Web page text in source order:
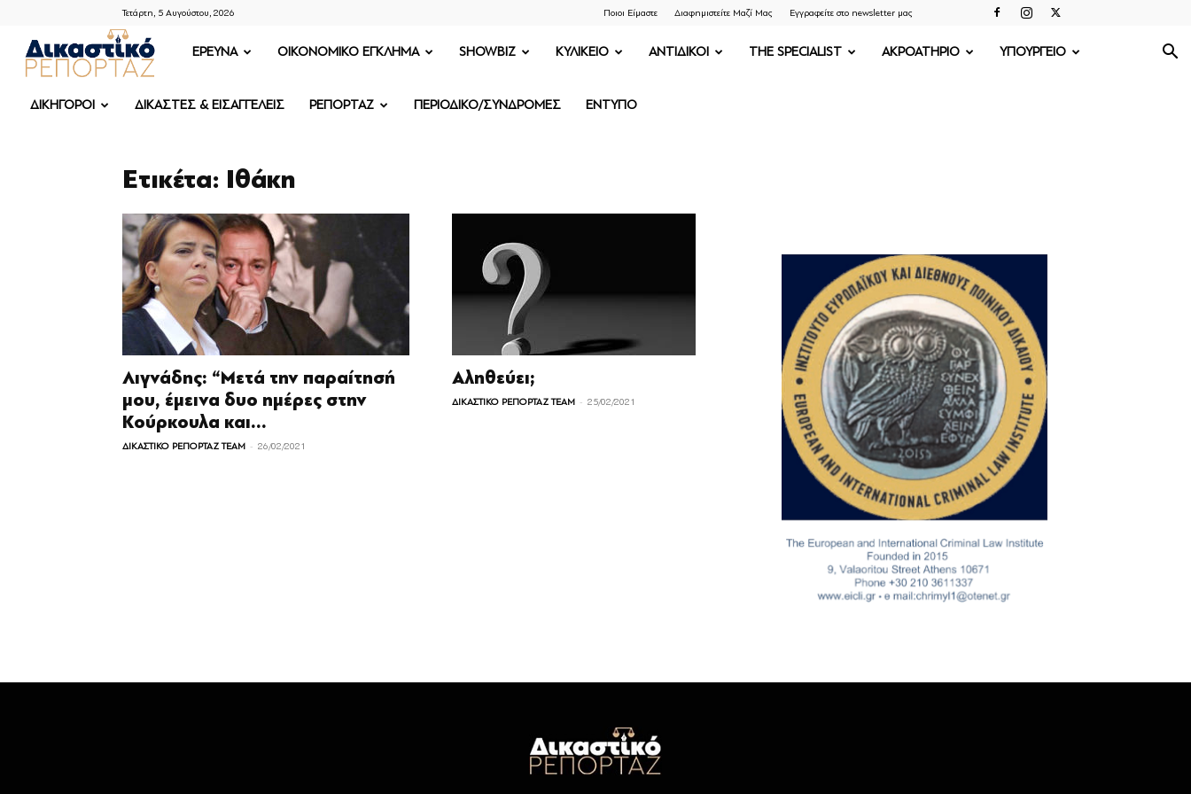
Τετάρτη, 5 Αυγούστου, 2026 Ποιοι Είμαστε Διαφημιστείτε Μαζί Μας Εγγραφείτε στο newsletter μας
ΔΙΚΑΣΤΙΚΟ
ΡΕΠΟΡΤΑΖ
ΕΡΕΥΝΑ OIKONOMIKO ΕΓΚΛΗΜΑ SHOWBIZ ΚΥΛΙΚΕΙΟ ΑΝΤΙΔΙΚΟΙ THE SPECIALIST ΑΚΡΟΑΤΗΡΙΟ ΥΠΟΥΡΓΕΙΟ
ΔΙΚΗΓΟΡΟΙ ΔΙΚΑΣΤΕΣ & ΕΙΣΑΓΓΕΛΕΙΣ ΡΕΠΟΡΤΑΖ ΠΕΡΙΟΔΙΚΟ/ΣΥΝΔΡΟΜΕΣ ΕΝΤΥΠΟ
Ετικέτα: Ιθάκη
Λιγνάδης: “Μετά την παραίτησή
μου, έμεινα δυο ημέρες στην
Κούρκουλα και...
ΔΙΚΑΣΤΙΚΟ ΡΕΠΟΡΤΑΖ TEAM - 26/02/2021
Αληθεύει;
ΔΙΚΑΣΤΙΚΟ ΡΕΠΟΡΤΑΖ TEAM - 25/02/2021